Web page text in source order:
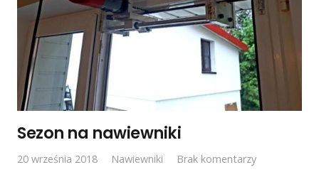
Sezon na nawiewniki
20 września 2018 Nawiewniki Brak komentarzy